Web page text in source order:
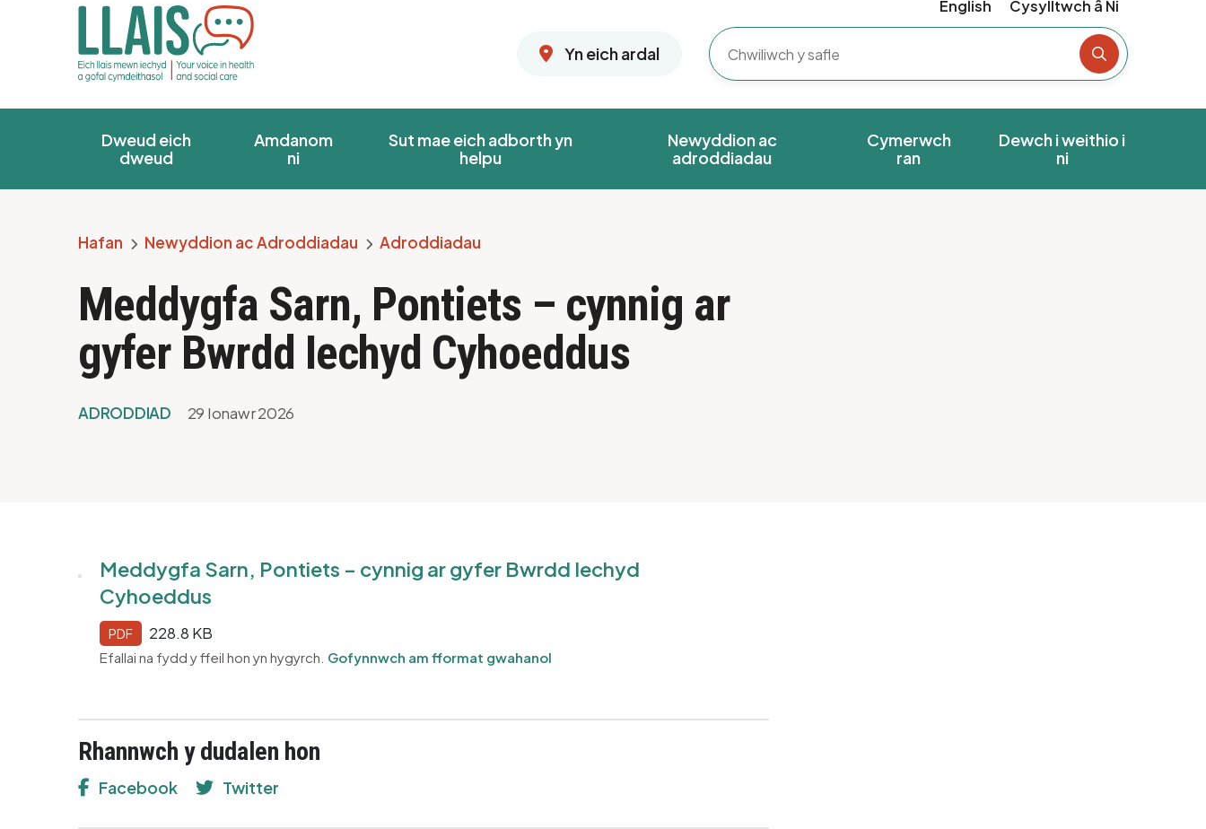
English Cysylltwch â Ni
Yn eich ardal
Chwiliwch y
Dweud eich
dweud
Amdanom
ni
Sut mae eich adborth yn
helpu
Newyddion ac
adroddiadau
Cymerwch
ran
Dewch i weithio i
ni
Breadcrumb
Hafan Newyddion ac Adroddiadau Adroddiadau
Meddygfa Sarn, Pontiets – cynnig ar
gyfer Bwrdd Iechyd Cyhoeddus
ADRODDIAD 29 Ionawr 2026
Meddygfa Sarn, Pontiets – cynnig ar gyfer Bwrdd Iechyd
Cyhoeddus
PDF 228.8 KB
Efallai na fydd y ffeil hon yn hygyrch. Gofynnwch am fformat gwahanol
Rhannwch y dudalen hon
Facebook Twitter